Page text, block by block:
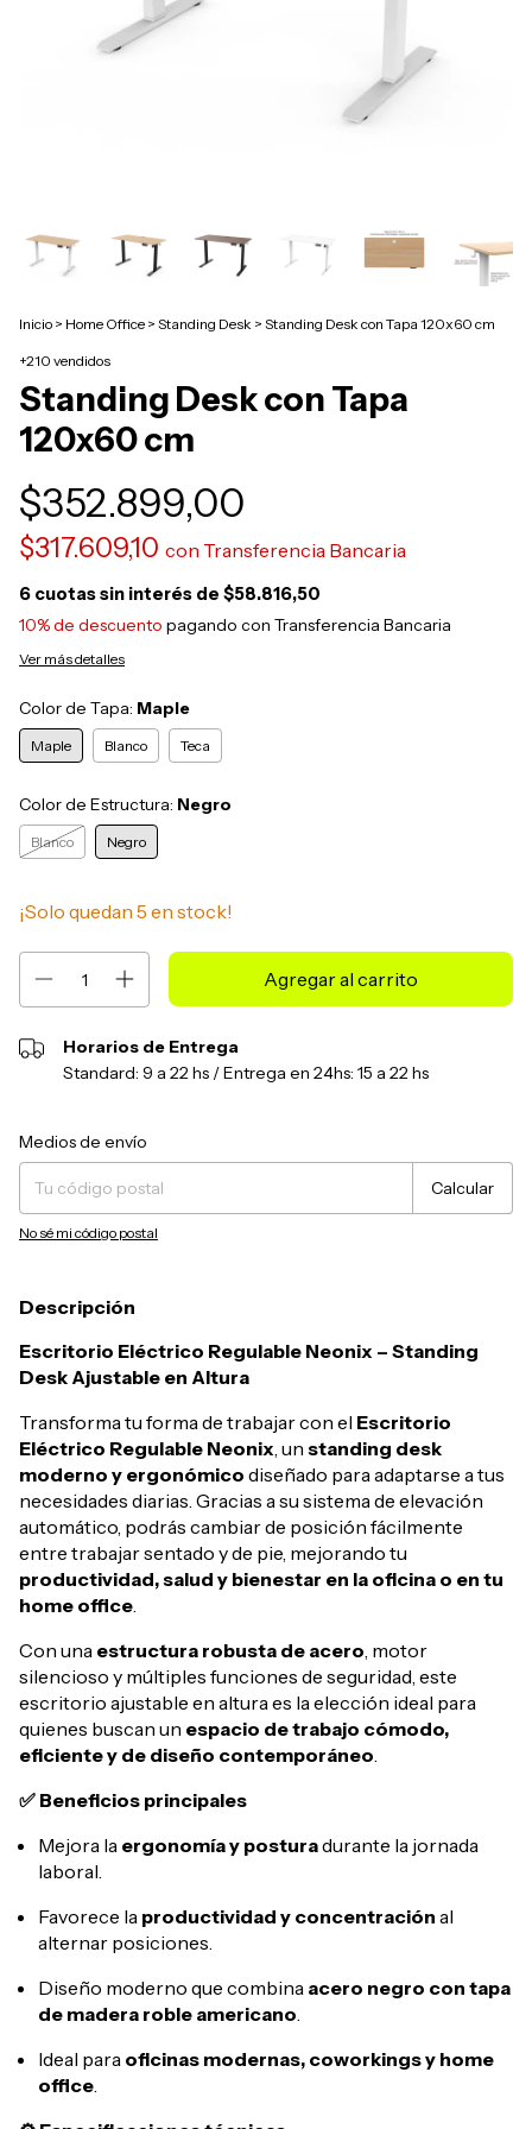
Inicio > Home Office > Standing Desk > Standing Desk con Tapa 120x60 cm
+210 vendidos
Standing Desk con Tapa
120x60 cm
$352.899,00
$317.609,10 con Transferencia Bancaria
6 cuotas sin interés de $58.816,50
10% de descuento pagando con Transferencia Bancaria
Ver más detalles
Color de Tapa: Maple
Maple Blanco Teca
Color de Estructura: Negro
Blanco Negro
¡Solo quedan 5 en stock!
Horarios de Entrega
Standard: 9 a 22 hs / Entrega en 24hs: 15 a 22 hs
Entregas para el CP:
Medios de envío
Calcular
No sé mi código postal
Descripción
Escritorio Eléctrico Regulable Neonix – Standing
Desk Ajustable en Altura
Transforma tu forma de trabajar con el Escritorio
Eléctrico Regulable Neonix, un standing desk
moderno y ergonómico diseñado para adaptarse a tus
necesidades diarias. Gracias a su sistema de elevación
automático, podrás cambiar de posición fácilmente
entre trabajar sentado y de pie, mejorando tu
productividad, salud y bienestar en la oficina o en tu
home office.
Con una estructura robusta de acero, motor
silencioso y múltiples funciones de seguridad, este
escritorio ajustable en altura es la elección ideal para
quienes buscan un espacio de trabajo cómodo,
eficiente y de diseño contemporáneo.
✅ Beneficios principales
Mejora la ergonomía y posturadurante la jornada
laboral.
Favorece la productividad y concentración al
alternar posiciones.
Diseño moderno que combina acero negro con tapa
de madera roble americano.
Ideal para oficinas modernas, coworkings y home
office.